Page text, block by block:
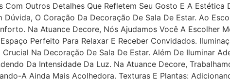
Outros Detalhes Que Refletem Seu Gosto E A Estética
O Coração Da Decoração De Sala De Estar. Ao
Na Atuance Decore, Nós Ajudamos Você A Escolher
Perfeito Para Relaxar E Receber Convidados.
Na Decoração De Sala De Estar. Além De Iluminar
Da Intensidade Da Luz. Na Atuance Decore,
A Ainda Mais Acolhedora. Texturas E Plantas: